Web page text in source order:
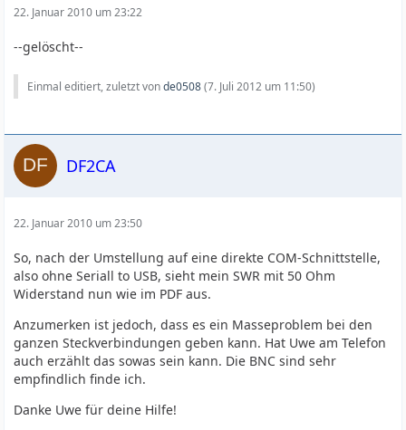
22. Januar 2010 um 23:22
--gelöscht--
Einmal editiert, zuletzt vonde0508(7. Juli 2012 um 11:50)
DF2CA
22. Januar 2010 um 23:50
So, nach der Umstellung auf eine direkte COM-Schnittstelle,
also ohne Seriall to USB, sieht mein SWR mit 50 Ohm
Widerstand nun wie im PDF aus.
Anzumerken ist jedoch, dass es ein Masseproblem bei den
ganzen Steckverbindungen geben kann. Hat Uwe am Telefon
auch erzählt das sowas sein kann. Die BNC sind sehr
empfindlich finde ich.
Danke Uwe für deine Hilfe!